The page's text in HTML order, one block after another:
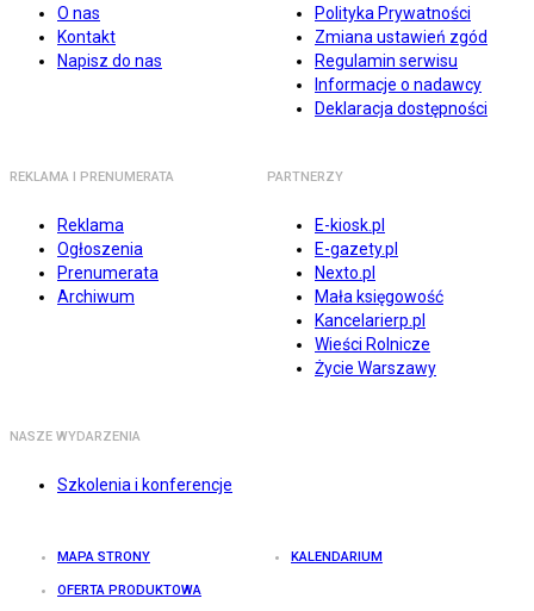
O nas
Kontakt
Napisz do nas
Polityka Prywatności
Zmiana ustawień zgód
Regulamin serwisu
Informacje o nadawcy
Deklaracja dostępności
REKLAMA I PRENUMERATA
Reklama
Ogłoszenia
Prenumerata
Archiwum
PARTNERZY
E-kiosk.pl
E-gazety.pl
Nexto.pl
Mała księgowość
Kancelarierp.pl
Wieści Rolnicze
Życie Warszawy
NASZE WYDARZENIA
Szkolenia i konferencje
MAPA STRONY KALENDARIUM
OFERTA PRODUKTOWA